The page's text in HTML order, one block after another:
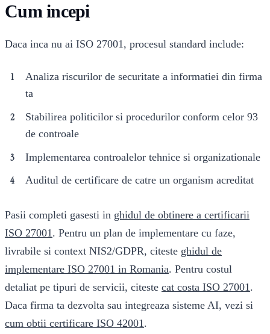
Cum incepi
Daca inca nu ai ISO 27001, procesul standard include:
Analiza riscurilor de securitate a informatiei din firma
ta
Stabilirea politicilor si procedurilor conform celor 93
de controale
Implementarea controalelor tehnice si organizationale
Auditul de certificare de catre un organism acreditat
Pasii completi gasesti in ghidul de obtinere a certificarii
ISO 27001. Pentru un plan de implementare cu faze,
livrabile si context NIS2/GDPR, citeste ghidul de
implementare ISO 27001 in Romania. Pentru costul
detaliat pe tipuri de servicii, citeste cat costa ISO 27001.
Daca firma ta dezvolta sau integreaza sisteme AI, vezi si
cum obtii certificare ISO 42001.